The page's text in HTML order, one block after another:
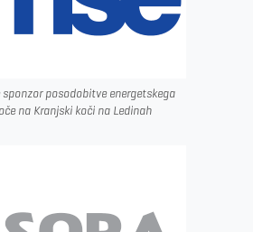
sponzor posodobitve energetskega
na Kranjski koči na Ledinah